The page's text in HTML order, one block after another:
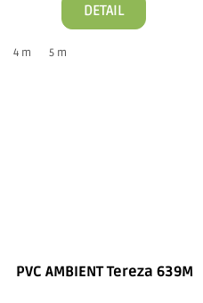
DETAIL
4 m 5 m
PVC AMBIENT Tereza 639M